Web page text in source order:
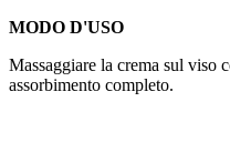
MODO D'USO
Massaggiare la crema sul viso
assorbimento completo.